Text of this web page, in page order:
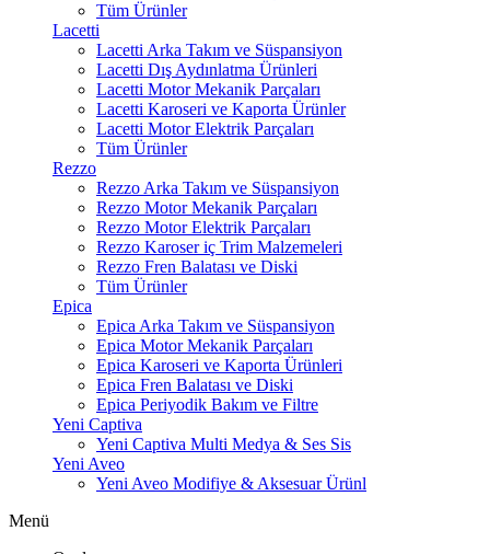
Tüm Ürünler
Lacetti
Lacetti Arka Takım ve Süspansiyon
Lacetti Dış Aydınlatma Ürünleri
Lacetti Motor Mekanik Parçaları
Lacetti Karoseri ve Kaporta Ürünler
Lacetti Motor Elektrik Parçaları
Tüm Ürünler
Rezzo
Rezzo Arka Takım ve Süspansiyon
Rezzo Motor Mekanik Parçaları
Rezzo Motor Elektrik Parçaları
Rezzo Karoser iç Trim Malzemeleri
Rezzo Fren Balatası ve Diski
Tüm Ürünler
Epica
Epica Arka Takım ve Süspansiyon
Epica Motor Mekanik Parçaları
Epica Karoseri ve Kaporta Ürünleri
Epica Fren Balatası ve Diski
Epica Periyodik Bakım ve Filtre
Yeni Captiva
Yeni Captiva Multi Medya & Ses Sis
Yeni Aveo
Yeni Aveo Modifiye & Aksesuar Ürünl
Menü